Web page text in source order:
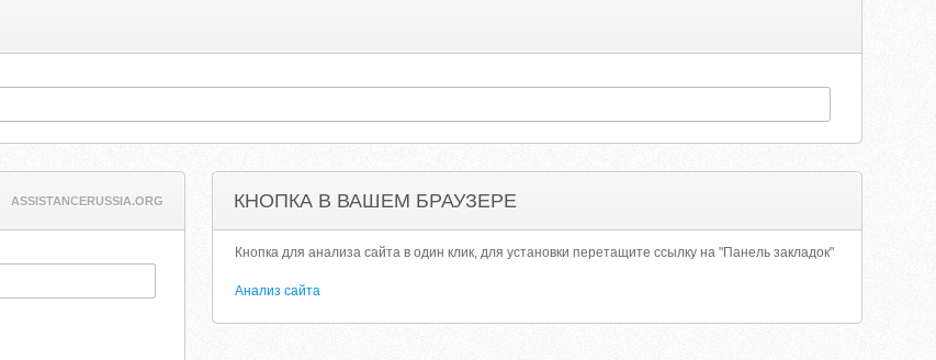
ASSISTANCERUSSIA.ORG КНОПКА В ВАШЕМ БРАУЗЕРЕ
Кнопка для анализа сайта в один клик, для установки перетащите ссылку на "Панель закладок"
Анализ сайта